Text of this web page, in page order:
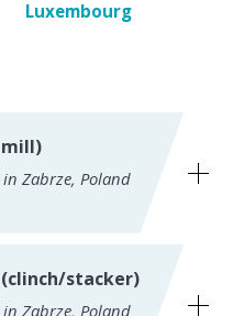
Luxembourg
mill)
Zabrze, Poland
(clinch/stacker)
Zabrze, Poland